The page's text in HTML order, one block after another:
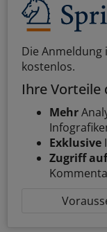
Die Anmeldung
kostenlos.
Ihre Vorteile
Mehr
Exklusive
Zugriff